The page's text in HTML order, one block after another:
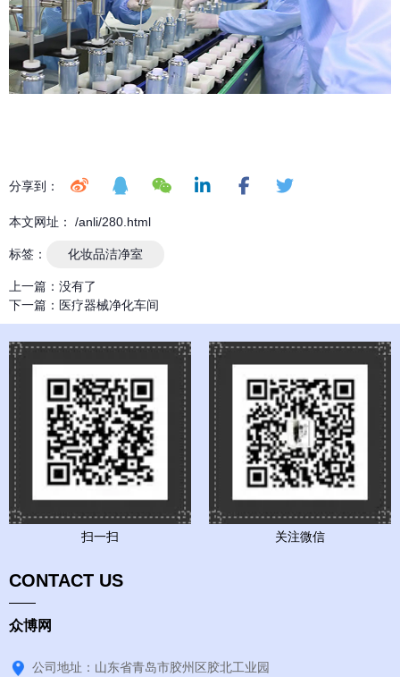
分享到：
本文网址： /anli/280.html
标签： 化妆品洁净室
上一篇： 没有了
下一篇： 医疗器械净化车间
扫一扫 关注微信
CONTACT US
众博网
公司地址：山东省青岛市胶州区胶北工业园